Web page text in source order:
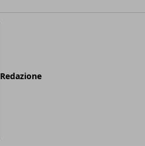
Redazione